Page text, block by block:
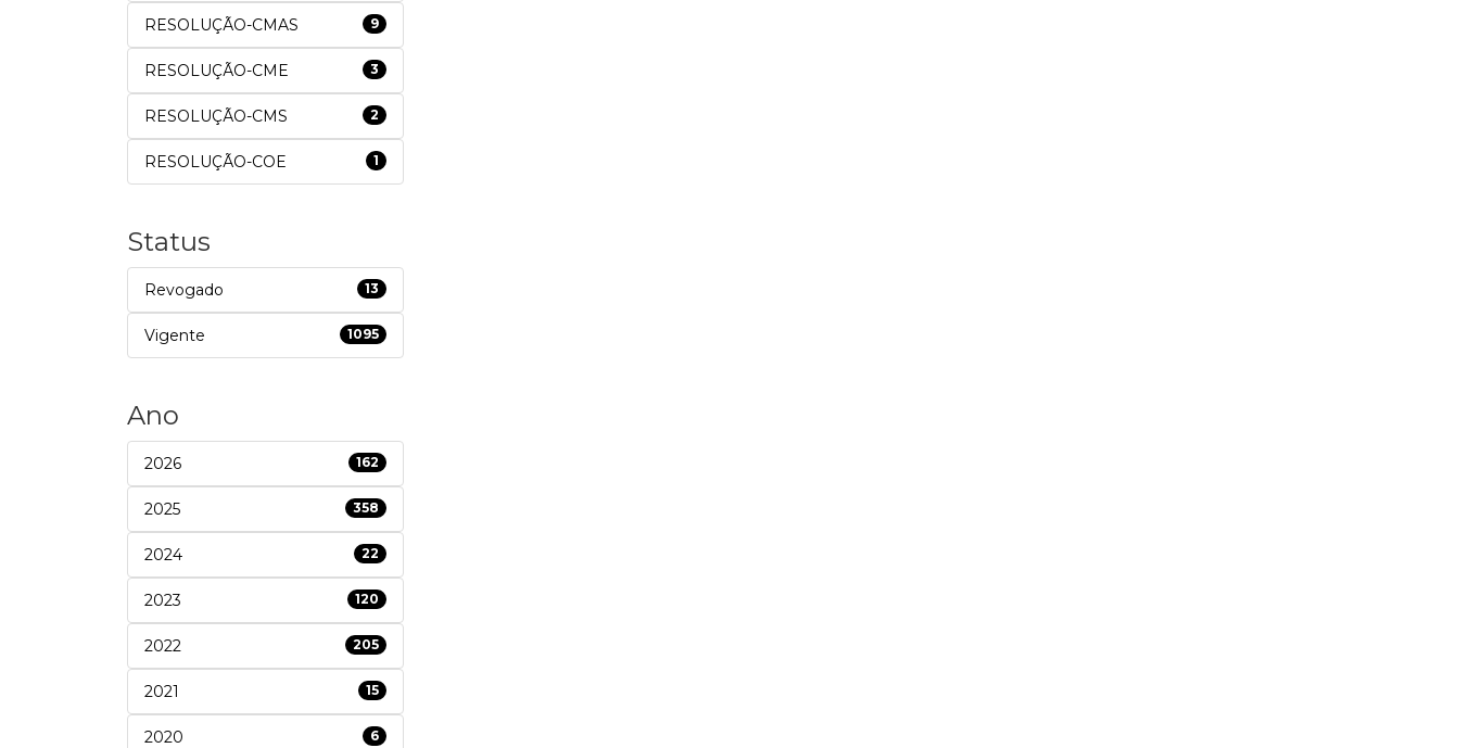
RESOLUÇÃO-CMAS 9
RESOLUÇÃO-CME 3
RESOLUÇÃO-CMS 2
RESOLUÇÃO-COE 1
Status
Revogado 13
Vigente 1095
Ano
2026 162
2025 358
2024 22
2023 120
2022 205
2021 15
2020 6